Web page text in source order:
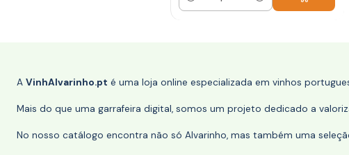
Quantidade
A VinhAlvarinho.pt é uma loja online especializada em vinhos
Mais do que uma garrafeira digital, somos um projeto dedicado a
No nosso catálogo encontra não só Alvarinho, mas também uma